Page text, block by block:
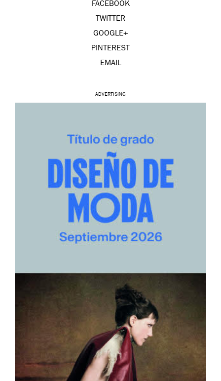
FACEBOOK
TWITTER
GOOGLE+
PINTEREST
EMAIL
ADVERTISING